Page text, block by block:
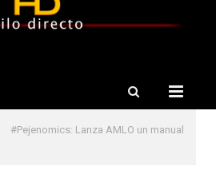
#Pejenomics: Lanza AMLO un manual